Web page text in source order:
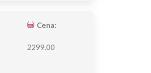
Cena:
2299.00